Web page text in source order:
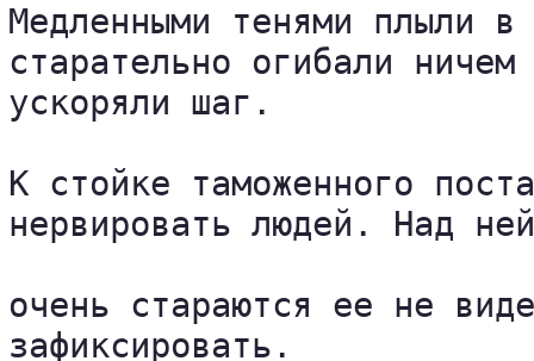
Медленными тенями плыли
старательно огибали
ускоряли шаг.
К стойке таможенного
нервировать людей. Над
очень стараются ее не
зафиксировать.